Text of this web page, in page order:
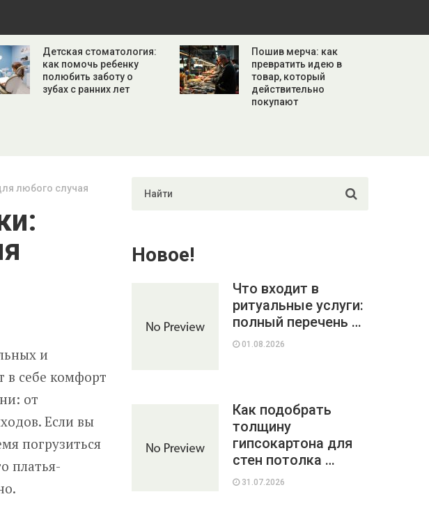
Детская стоматология:
как помочь ребенку
полюбить заботу о
зубах с ранних лет
Пошив мерча: как
превратить идею в
товар, который
действительно
покупают
любого случая
и
в себе комфорт
от
Если вы
погрузиться
платья-
Новое!
Что входит в
ритуальные услуги:
полный перечень …
01.08.2026
Как подобрать
толщину
гипсокартона для
стен потолка …
31.07.2026